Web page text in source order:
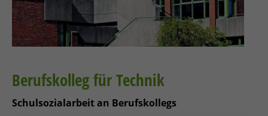
Berufskolleg für Technik
Schulsozialarbeit an Berufskollegs